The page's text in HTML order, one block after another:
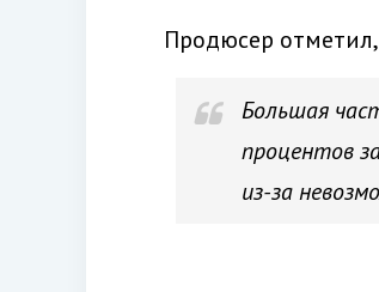
Продюсер
Большая
процентов
из-за